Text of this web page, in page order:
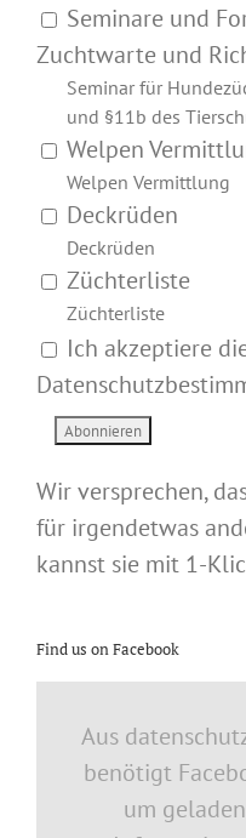
Seminare und
Zuchtwarte und
Seminar für
und §11b des
Welpen
Welpen Vermittlung
Deckrüden
Deckrüden
Züchterliste
Züchterliste
Ich akzeptiere
Wir versprechen,
für irgendetwas
kannst sie mit 1-
Find us on Facebook
Aus
benötigt
um